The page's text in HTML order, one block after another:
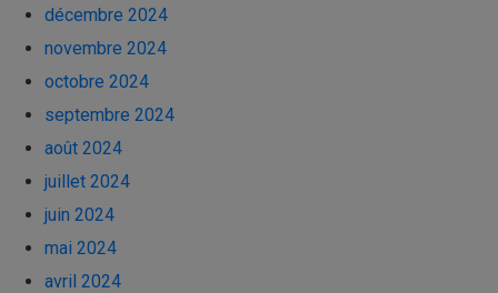
décembre 2024
novembre 2024
octobre 2024
septembre 2024
août 2024
juillet 2024
juin 2024
mai 2024
avril 2024